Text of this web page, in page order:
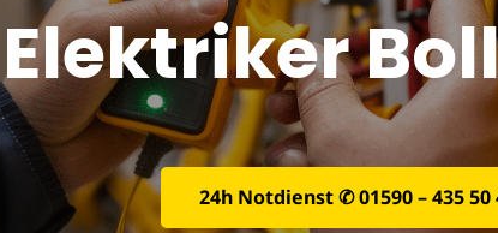
Elektriker
24h Notdienst ✆ 01590 – 435 50